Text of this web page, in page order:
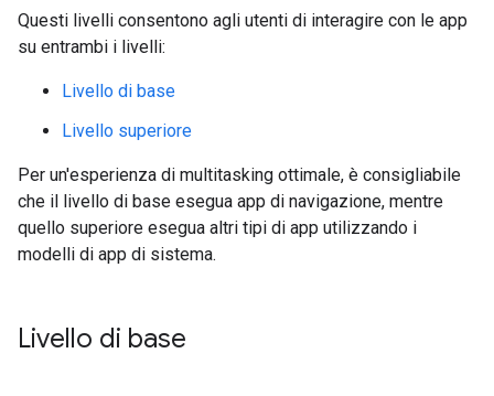
Questi livelli consentono agli utenti di interagire con le app
su entrambi i livelli:
Livello di base
Livello superiore
Per un'esperienza di multitasking ottimale, è consigliabile
che il livello di base esegua app di navigazione, mentre
quello superiore esegua altri tipi di app utilizzando i
modelli di app di sistema.
Livello di base